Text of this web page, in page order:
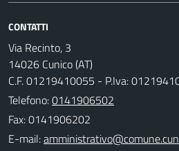
CONTATTI
Via Recinto, 3
14026 Cunico (AT)
C.F. 01219410055 - P.Iva:
Telefono:0141906502
Fax: 0141906202
E-mail: